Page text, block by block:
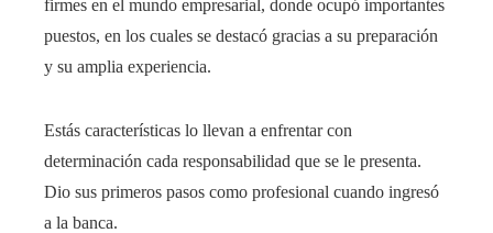
firmes en el mundo empresarial, donde ocupó importantes
puestos, en los cuales se destacó gracias a su preparación
y su amplia experiencia.
Estás características lo llevan a enfrentar con
determinación cada responsabilidad que se le presenta.
Dio sus primeros pasos como profesional cuando ingresó
a la banca.